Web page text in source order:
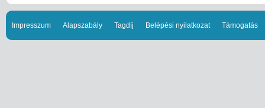
Impresszum Alapszabály Tagdíj Belépési nyilatkozat Támogatás